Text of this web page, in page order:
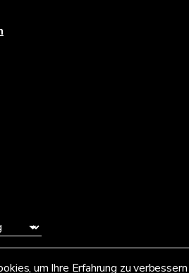
um Ihre Erfahrung zu verbessern